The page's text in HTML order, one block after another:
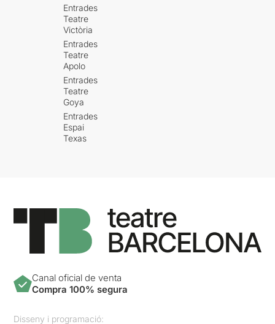
Entrades
Teatre
Victòria
Entrades
Teatre
Apolo
Entrades
Teatre
Goya
Entrades
Espai
Texas
Canal oficial de venta
Compra 100% segura
Disseny i programació: